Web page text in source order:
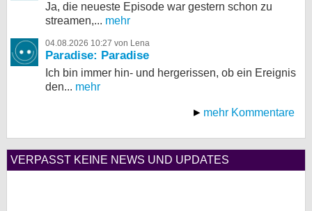
Ja, die neueste Episode war gestern schon zu
streamen,... mehr
04.08.2026 10:27 von Lena
Paradise: Paradise
Ich bin immer hin- und hergerissen, ob ein Ereignis
den... mehr
mehr Kommentare
VERPASST KEINE NEWS UND UPDATES